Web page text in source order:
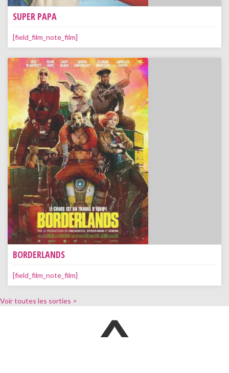
SUPER PAPA
[field_film_note_film]
BORDERLANDS
[field_film_note_film]
Voir toutes les sorties >